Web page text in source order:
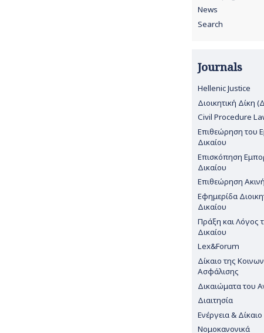
News
Search
Journals
Hellenic Justice
Διοικητική Δίκη
Civil Procedure
Επιθεώρηση του
Δικαίου
Επισκόπηση
Δικαίου
Επιθεώρηση
Εφημερίδα
Δικαίου
Πράξη και Λόγος
Δικαίου
Lex&Forum
Δίκαιο της
Ασφάλισης
Δικαιώματα του
Διαιτησία
Ενέργεια & Δίκαιο
Νομοκανονικά